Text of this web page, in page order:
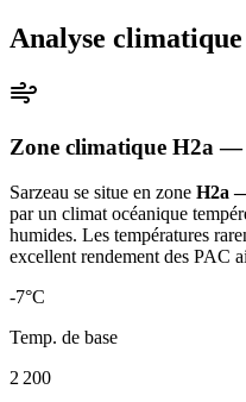
Analyse
Zone climatique H2a —
Sarzeau se situe en zone H2a
par un climat océanique
humides. Les températures
excellent rendement des PAC
-7°C
Temp. de base
2 200